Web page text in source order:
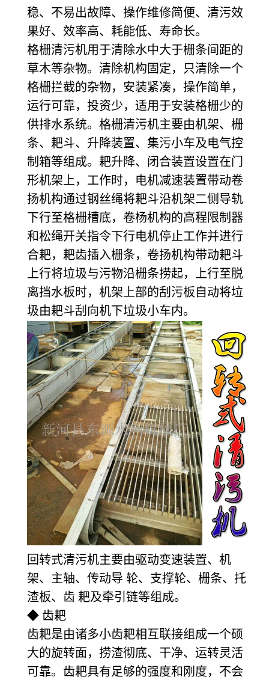
稳、不易出故障、操作维修简便、清污效
果好、效率高、耗能低、寿命长。
格栅清污机用于清除水中大于栅条间距的
草木等杂物。清除机构固定，只清除一个
格栅拦截的杂物，安装紧凑，操作简单，
运行可靠，投资少，适用于安装格栅少的
供排水系统。格栅清污机主要由机架、栅
条、耙斗、升降装置、集污小车及电气控
制箱等组成。耙升降、闭合装置设置在门
形机架上，工作时，电机减速装置带动卷
扬机构通过钢丝绳将耙斗沿机架二侧导轨
下行至格栅槽底，卷杨机构的高程限制器
和松绳开关指令下行电机停止工作并进行
合耙，耙齿插入栅条，卷扬机构带动耙斗
上行将垃圾与污物沿栅条捞起，上行至脱
离挡水板时，机架上部的刮污板自动将垃
圾由耙斗刮向机下垃圾小车内。
回转式清污机主要由驱动变速装置、机
架、主轴、传动导 轮、支撑轮、栅条、托
渣板、齿 耙及牵引链等组成。
◆ 齿耙
齿耙是由诸多小齿耙相互联接组成一个硕
大的旋转面，捞渣彻底、干净、运转灵活
可靠。齿耙具有足够的强度和刚度，不会